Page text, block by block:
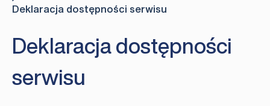
Deklaracja dostępności serwisu
Deklaracja dostępności
serwisu